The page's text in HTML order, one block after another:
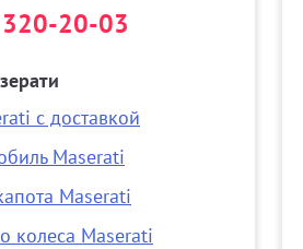
20-03
с доставкой
Maserati
Maserati
колеса Maserati